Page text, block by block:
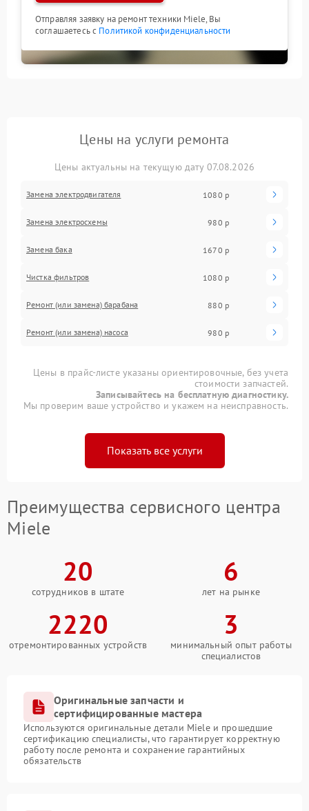
Отправляя заявку на ремонт техники Miele, Вы
соглашаетесь с Политикой конфиденциальности
Цены на услуги ремонта
Цены актуальны на текущую дату 07.08.2026
Замена электродвигателя 1080 р
Замена электросхемы 980 р
Замена бака 1670 р
Чистка фильтров 1080 р
Ремонт (или замена) барабана 880 р
Ремонт (или замена) насоса 980 р
Цены в прайс-листе указаны ориентировочные, без учета
стоимости запчастей.
Записывайтесь на бесплатную диагностику.
Мы проверим ваше устройство и укажем на неисправность.
Показать все услуги
Преимущества сервисного центра
Miele
20
сотрудников в штате
6
лет на рынке
2220
отремонтированных устройств
3
минимальный опыт работы
специалистов
Оригинальные запчасти и
сертифицированные мастера
Используются оригинальные детали Miele и прошедшие
сертификацию специалисты, что гарантирует корректную
работу после ремонта и сохранение гарантийных
обязательств